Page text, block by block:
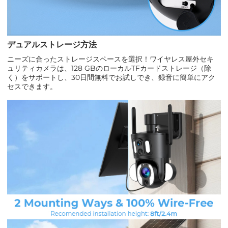
デュアルストレージ方法
ニーズに合ったストレージスペースを選択！ワイヤレス屋外セキ
ュリティカメラは、128 GBのローカルTFカードストレージ（除
く）をサポートし、30日間無料でお試しでき、録音に簡単にアク
セスできます。